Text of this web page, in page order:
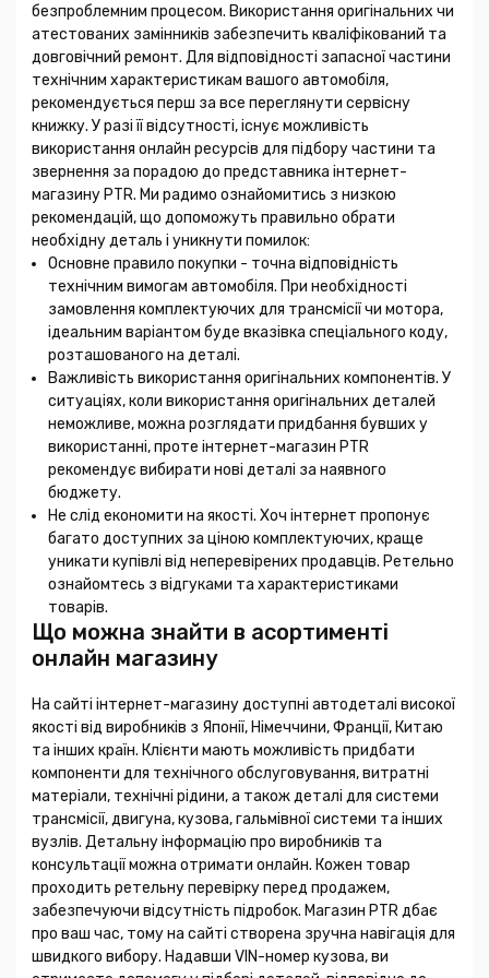
безпроблемним процесом. Використання оригінальних чи
атестованих замінників забезпечить кваліфікований та
довговічний ремонт. Для відповідності запасної частини
технічним характеристикам вашого автомобіля,
рекомендується перш за все переглянути сервісну
книжку. У разі її відсутності, існує можливість
використання онлайн ресурсів для підбору частини та
звернення за порадою до представника інтернет-
магазину PTR. Ми радимо ознайомитись з низкою
рекомендацій, що допоможуть правильно обрати
необхідну деталь і уникнути помилок:
Основне правило покупки - точна відповідність
технічним вимогам автомобіля. При необхідності
замовлення комплектуючих для трансмісії чи мотора,
ідеальним варіантом буде вказівка спеціального коду,
розташованого на деталі.
Важливість використання оригінальних компонентів. У
ситуаціях, коли використання оригінальних деталей
неможливе, можна розглядати придбання бувших у
використанні, проте інтернет-магазин PTR
рекомендує вибирати нові деталі за наявного
бюджету.
Не слід економити на якості. Хоч інтернет пропонує
багато доступних за ціною комплектуючих, краще
уникати купівлі від неперевірених продавців. Ретельно
ознайомтесь з відгуками та характеристиками
товарів.
Що можна знайти в асортименті
онлайн магазину
На сайті інтернет-магазину доступні автодеталі високої
якості від виробників з Японії, Німеччини, Франції, Китаю
та інших країн. Клієнти мають можливість придбати
компоненти для технічного обслуговування, витратні
матеріали, технічні рідини, а також деталі для системи
трансмісії, двигуна, кузова, гальмівної системи та інших
вузлів. Детальну інформацію про виробників та
консультації можна отримати онлайн. Кожен товар
проходить ретельну перевірку перед продажем,
забезпечуючи відсутність підробок. Магазин PTR дбає
про ваш час, тому на сайті створена зручна навігація для
швидкого вибору. Надавши VIN-номер кузова, ви